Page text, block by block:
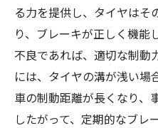
る力を提供し、タイヤはそ
り、ブレーキが正しく機能
不良であれば、適切な制動
には、タイヤの溝が浅い場
車の制動距離が長くなり、
したがって、定期的なブレ